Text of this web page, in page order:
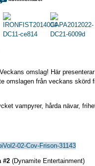
omslag! Här
omslagen från veckans skörd
vampyrer, hårda nävar,
#2 (Dynamite Entertainment)